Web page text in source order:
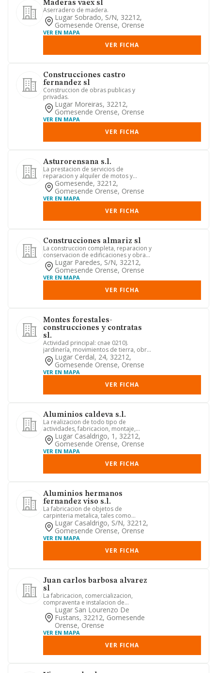
Maderas vaex sl
Aserradero de madera.
Lugar Sobrado, S/n, 32212,
Gomesende Orense, Orense
VER EN MAPA
VER FICHA
Construcciones castro
fernandez sl
Construccion de obras publicas y
privadas.
Lugar Moreiras, 32212,
Gomesende Orense, Orense
VER EN MAPA
VER FICHA
Asturorensana s.l.
La prestacion de servicios de
reparacion y alquiler de motos y
ciclomotores, asi como la venta al p...
Gomesende, 32212,
Gomesende Orense, Orense
VER EN MAPA
VER FICHA
Construcciones almariz sl
La construccion completa, reparacion y
conservacion de edificaciones y obras
civiles, albanileria y...
Lugar Paredes, S/n, 32212,
Gomesende Orense, Orense
VER EN MAPA
VER FICHA
Montes forestales-
construcciones y contratas
sl.
Actividad principal: cnae 0210).
jardinería, movimientos de tierra, obra
pública, construcción, rep...
Lugar Cerdal, 24, 32212,
Gomesende Orense, Orense
VER EN MAPA
VER FICHA
Aluminios caldeva s.l.
La realizacion de todo tipo de
actividades, fabricacion, montaje,
reparacion y comercializacion al ...
Lugar Casaldrigo, 1, 32212,
Gomesende Orense, Orense
VER EN MAPA
VER FICHA
Aluminios hermanos
fernandez viso s.l.
La fabricacion de objetos de
carpinteria metalica, tales como
puertas, ventanas, marcos para
puerta...
Lugar Casaldrigo, S/n, 32212,
Gomesende Orense, Orense
VER EN MAPA
VER FICHA
Juan carlos barbosa alvarez
sl
La fabricacion, comercializacion,
compraventa e instalacion de
ventanas, puertas, pasarelas, pasama...
Lugar San Lourenzo De
Fustans, 32212, Gomesende
Orense, Orense
VER EN MAPA
VER FICHA